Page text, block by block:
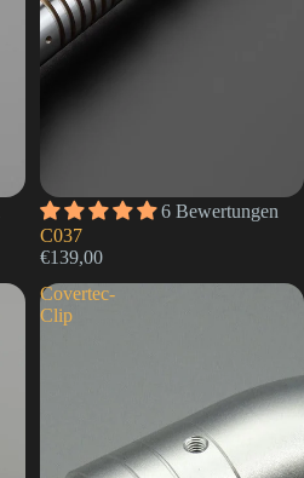
6 Bewertungen
C037
€139,00
Covertec-
Clip